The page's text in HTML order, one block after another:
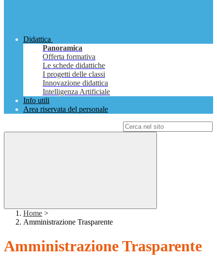
Didattica
Panoramica
Offerta formativa
Le schede didattiche
I progetti delle classi
Innovazione didattica
Intelligenza Artificiale
Info utili
Area riservata del personale
Home >
Amministrazione Trasparente
Amministrazione Trasparente